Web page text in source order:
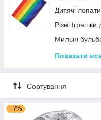
Дитячі лопати
Різні
Мильні
Гойдалки для
Гірки для
Зимові
Повітряні змії
Показати
Сортування
–7%